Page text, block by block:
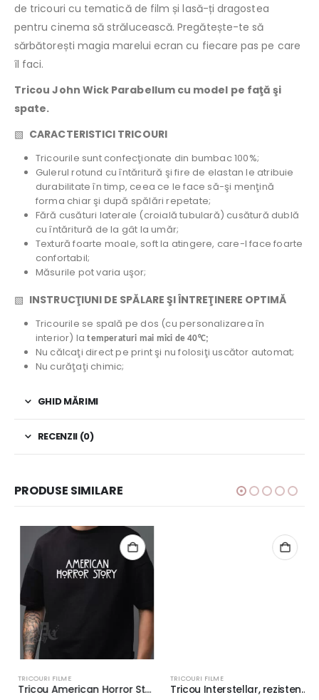
de tricouri cu tematică de film și lasă-ți dragostea
pentru cinema să strălucească. Pregătește-te să
sărbătorești magia marelui ecran cu fiecare pas pe care
îl faci.
Tricou John Wick Parabellum cu model pe faţă şi
spate.
▧ CARACTERISTICI TRICOURI
Tricourile sunt confecţionate din bumbac 100%;
Gulerul rotund cu întăritură şi fire de elastan le atribuie
durabilitate în timp, ceea ce le face să-şi menţină
forma chiar şi după spălări repetate;
Fără cusături laterale (croială tubulară) cusătură dublă
cu întăritură de la gât la umăr;
Textură foarte moale, soft la atingere, care-l face foarte
confortabil;
Măsurile pot varia uşor;
▧ INSTRUCŢIUNI DE SPĂLARE ŞI ÎNTREŢINERE OPTIMĂ
Tricourile se spală pe dos (cu personalizarea în
interior) latemperaturi mai mici de 40°C;
Nu călcaţi direct pe print şi nu folosiţi uscător automat;
Nu curăţaţi chimic;
GHID MĂRIMI
RECENZII (0)
PRODUSE SIMILARE
TRICOURI FILME
Tricou American Horror Story, rezistent la spălări, Bumbac 100%, Regular fit, culoare alb/negru
TRICOURI FILME
Tricou Interstellar, rezistent la spălări, regular fit, bumbac 100%, culoare alb/negru